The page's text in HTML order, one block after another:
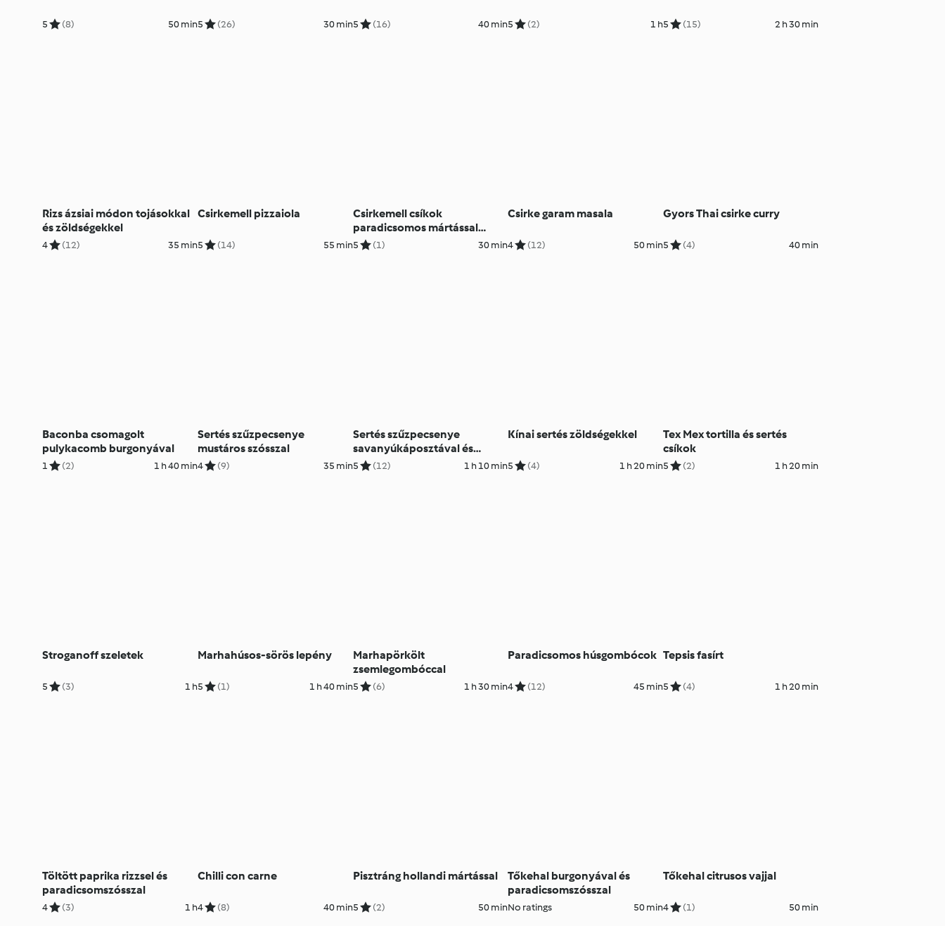
5 (8) 50 min5 (26) 30 min5 (16) 40 min5 (2) 1 h5 (15) 2 h 30 min
Rizs ázsiai módon tojásokkal
és zöldségekkel
4 (12) 35 min
Csirkemell pizzaiola
5 (14) 55 min
Csirkemell csíkok
paradicsomos mártással
(tinga de pollo)
5 (1) 30 min
Csirke garam masala
4 (12) 50 min
Gyors Thai csirke curry
5 (4) 40 min
Baconba csomagolt
pulykacomb burgonyával
1 (2) 1 h 40 min
Sertés szűzpecsenye
mustáros szósszal
4 (9) 35 min
Sertés szűzpecsenye
savanyúkáposztával és
burgonyapürével
5 (12) 1 h 10 min
Kínai sertés zöldségekkel
5 (4) 1 h 20 min
Tex Mex tortilla és sertés
csíkok
5 (2) 1 h 20 min
Stroganoff szeletek
5 (3) 1 h
Marhahúsos-sörös lepény
5 (1) 1 h 40 min
Marhapörkölt
zsemlegombóccal
5 (6) 1 h 30 min
Paradicsomos húsgombócok
4 (12) 45 min
Tepsis fasírt
5 (4) 1 h 20 min
Töltött paprika rizzsel és
paradicsomszósszal
4 (3) 1 h
Chilli con carne
4 (8) 40 min
Pisztráng hollandi mártással
5 (2) 50 min
Tőkehal burgonyával és
paradicsomszósszal
No ratings 50 min
Tőkehal citrusos vajjal
4 (1) 50 min